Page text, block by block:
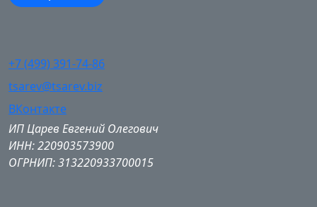
+7 (499) 391-74-86
tsarev@tsarev.biz
ВКонтакте
ИП Царев Евгений Олегович
ИНН: 220903573900
ОГРНИП: 313220933700015